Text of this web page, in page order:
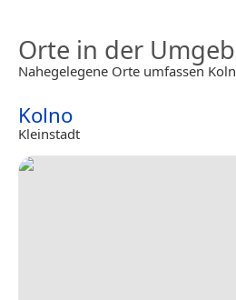
Orte in der
Nahegelegene Orte umfassen
Kolno
Kleinstadt